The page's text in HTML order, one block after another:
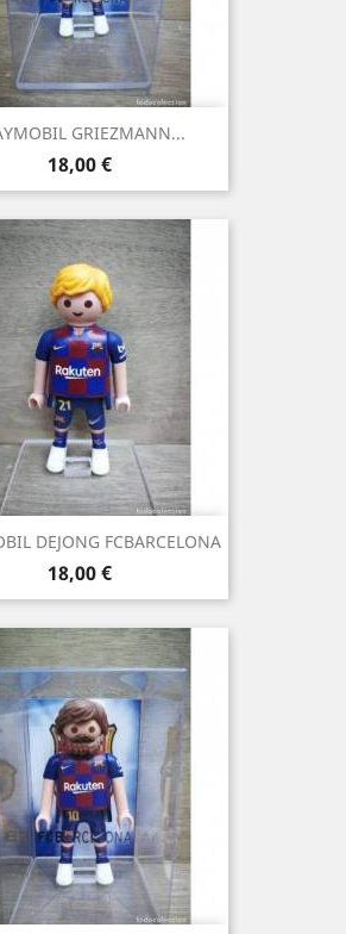
GRIEZMANN...
Precio
18,00 €
DEJONG FCBARCELONA
Precio
18,00 €